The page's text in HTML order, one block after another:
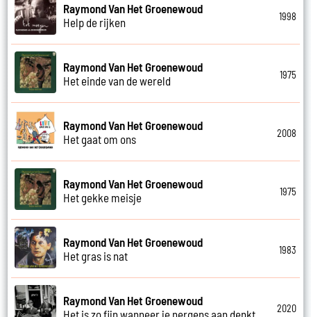
Raymond Van Het Groenewoud
Help de rijken
1998
Raymond Van Het Groenewoud
Het einde van de wereld
1975
Raymond Van Het Groenewoud
Het gaat om ons
2008
Raymond Van Het Groenewoud
Het gekke meisje
1975
Raymond Van Het Groenewoud
Het gras is nat
1983
Raymond Van Het Groenewoud
Het is zo fijn wanneer je nergens aan denkt
2020